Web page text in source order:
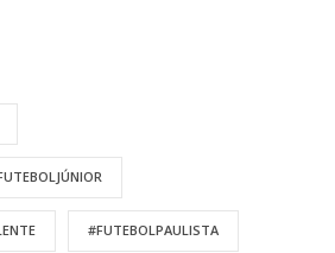
#FUTEBOLPAULISTA